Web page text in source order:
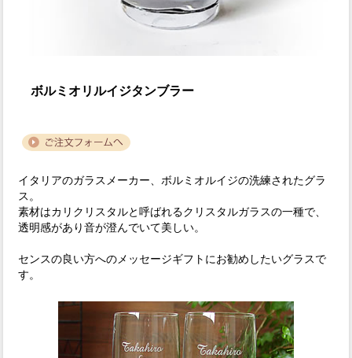
ボルミオリルイジタンブラー
イタリアのガラスメーカー、ボルミオルイジの洗練されたグラ
ス。
素材はカリクリスタルと呼ばれるクリスタルガラスの一種で、
透明感があり音が澄んでいて美しい。
センスの良い方へのメッセージギフトにお勧めしたいグラスで
す。